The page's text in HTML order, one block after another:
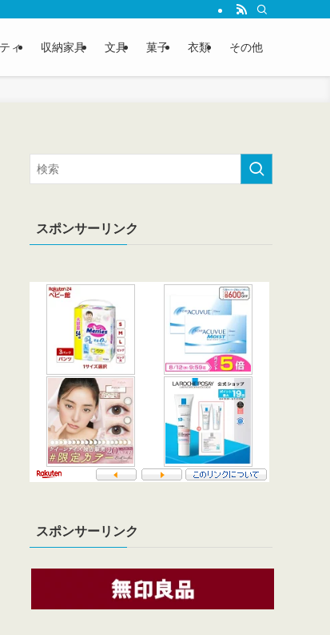
ィ 収納家具 文具 菓子 衣類 その他
スポンサーリンク
スポンサーリンク